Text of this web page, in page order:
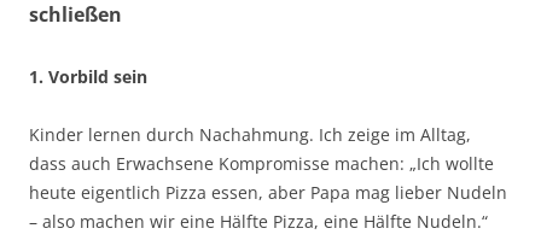
schließen
1. Vorbild sein
Kinder lernen durch Nachahmung. Ich zeige im Alltag,
dass auch Erwachsene Kompromisse machen: „Ich wollte
heute eigentlich Pizza essen, aber Papa mag lieber Nudeln
– also machen wir eine Hälfte Pizza, eine Hälfte Nudeln.“